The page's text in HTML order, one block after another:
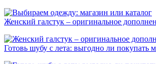
Женский галстук – оригинальное
Готовь шубу с лета: выгодно ли покупать